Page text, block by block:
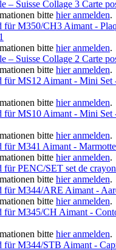
Carte
bitte hier anmelden.
Aimant -
bitte hier anmelden.
Carte
bitte hier anmelden.
Aimant - Mini Set
bitte hier anmelden.
Aimant - Mini Set
bitte hier anmelden.
Aimant -
bitte hier anmelden.
set de
bitte hier anmelden.
Aimant -
bitte hier anmelden.
Aimant -
bitte hier anmelden.
Aimant -